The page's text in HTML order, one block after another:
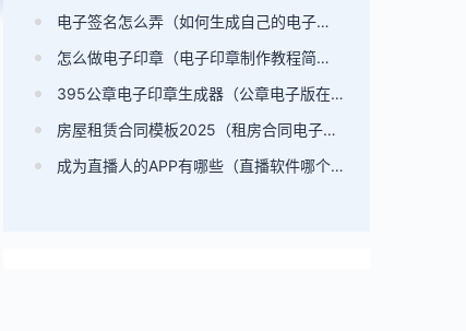
电子签名怎么弄（如何生成自己的电子签名）
怎么做电子印章（电子印章制作教程简单）
395公章电子印章生成器（公章电子版在线制作）
房屋租赁合同模板2025（租房合同电子版）
成为直播人的APP有哪些（直播软件哪个比较好）